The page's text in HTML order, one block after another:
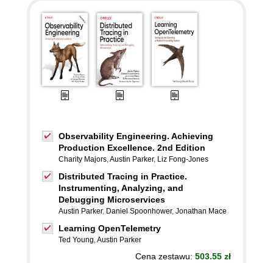
Observability Engineering. Achieving
Production Excellence. 2nd Edition
Charity Majors,Austin Parker, Liz Fong-Jones
Distributed Tracing in Practice.
Instrumenting, Analyzing, and
Debugging Microservices
Austin Parker, Daniel Spoonhower, Jonathan Mace
Learning OpenTelemetry
Ted Young,Austin Parker
Cena zestawu: 503.55 zł